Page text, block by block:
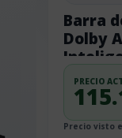
Barra
Dolby
PRECIO
Precio visto